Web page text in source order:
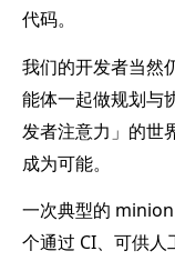
代码。
我们的开发者当然
能体一起做规划与
发者注意力」的世
成为可能。
一次典型的
个通过 CI、可供